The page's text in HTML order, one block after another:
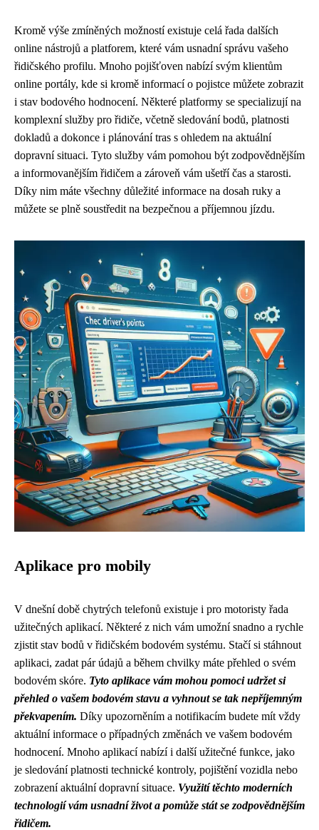
Kromě výše zmíněných možností existuje celá řada dalších
online nástrojů a platforem, které vám usnadní správu vašeho
řidičského profilu. Mnoho pojišťoven nabízí svým klientům
online portály, kde si kromě informací o pojistce můžete zobrazit
i stav bodového hodnocení. Některé platformy se specializují na
komplexní služby pro řidiče, včetně sledování bodů, platnosti
dokladů a dokonce i plánování tras s ohledem na aktuální
dopravní situaci. Tyto služby vám pomohou být zodpovědnějším
a informovanějším řidičem a zároveň vám ušetří čas a starosti.
Díky nim máte všechny důležité informace na dosah ruky a
můžete se plně soustředit na bezpečnou a příjemnou jízdu.
Aplikace pro mobily
V dnešní době chytrých telefonů existuje i pro motoristy řada
užitečných aplikací. Některé z nich vám umožní snadno a rychle
zjistit stav bodů v řidičském bodovém systému. Stačí si stáhnout
aplikaci, zadat pár údajů a během chvilky máte přehled o svém
bodovém skóre. Tyto aplikace vám mohou pomoci udržet si
přehled o vašem bodovém stavu a vyhnout se tak nepříjemným
překvapením. Díky upozorněním a notifikacím budete mít vždy
aktuální informace o případných změnách ve vašem bodovém
hodnocení. Mnoho aplikací nabízí i další užitečné funkce, jako
je sledování platnosti technické kontroly, pojištění vozidla nebo
zobrazení aktuální dopravní situace. Využití těchto moderních
technologií vám usnadní život a pomůže stát se zodpovědnějším
řidičem.